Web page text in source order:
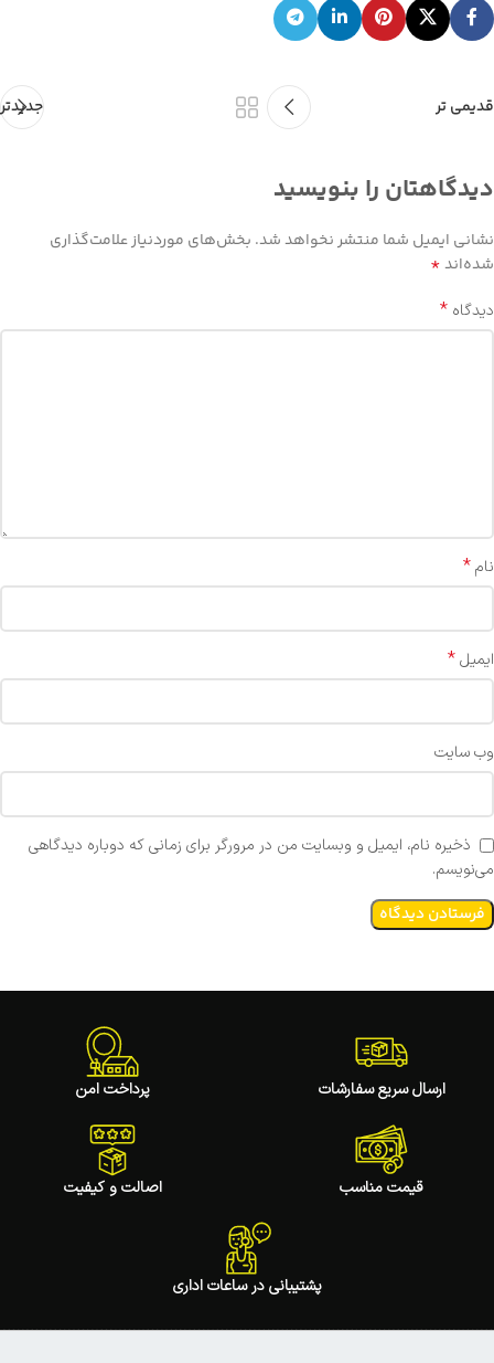
جدیدتر قدیمی تر
دیدگاهتان را بنویسید
نشانی ایمیل شما منتشر نخواهد شد. بخش‌های موردنیاز علامت‌گذاری
شده‌اند*
دیدگاه *
نام*
ایمیل*
وب‌ سایت
ذخیره نام، ایمیل و وبسایت من در مرورگر برای زمانی که دوباره دیدگاهی
می‌نویسم.
ارسال سریع سفارشات پرداخت امن
قیمت مناسب اصالت و کیفیت
پشتیبانی در ساعات اداری